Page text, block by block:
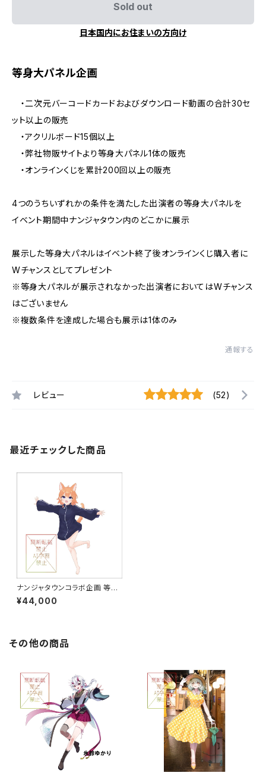
Sold out
日本国内にお住まいの方向け
等身大パネル企画
・二次元バーコードカードおよびダウンロード動画の合計30セ
ット以上の販売
・アクリルボード15個以上
・弊社物販サイトより等身大パネル1体の販売
・オンラインくじを累計200回以上の販売
4つのうちいずれかの条件を満たした出演者の等身大パネルを
イベント期間中ナンジャタウン内のどこかに展示
展示した等身大パネルはイベント終了後オンラインくじ購入者に
Wチャンスとしてプレゼント
※等身大パネルが展示されなかった出演者においてはWチャンス
はございません
※複数条件を達成した場合も展示は1体のみ
通報する
レビュー (52)
最近チェックした商品
ナンジャタウンコラボ企画 等身
大パネル グループB
¥44,000
その他の商品